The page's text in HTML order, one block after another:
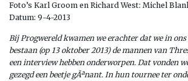
Foto’s Karl Groom en Richard West: Michel
Datum: 9-4-2013
Bij Progwereld kwamen we erachter dat we in
bestaan (op 13 oktober 2013) de mannen van
een interview hebben onderworpen. Dat vonden
gezegd een beetje gÃªnant. In hun tournee ter